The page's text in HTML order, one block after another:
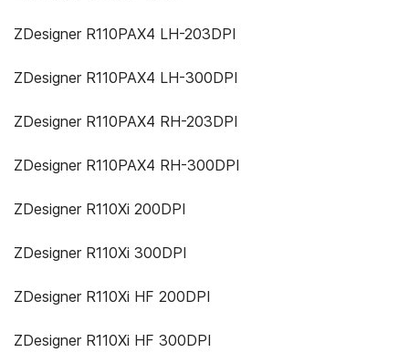
ZDesigner R110PAX4 LH-203DPI
ZDesigner R110PAX4 LH-300DPI
ZDesigner R110PAX4 RH-203DPI
ZDesigner R110PAX4 RH-300DPI
ZDesigner R110Xi 200DPI
ZDesigner R110Xi 300DPI
ZDesigner R110Xi HF 200DPI
ZDesigner R110Xi HF 300DPI